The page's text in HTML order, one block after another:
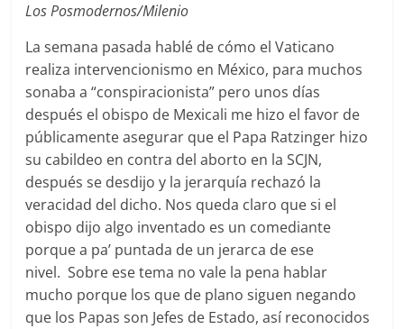
Los Posmodernos/Milenio
La semana pasada hablé de cómo el Vaticano
realiza intervencionismo en México, para muchos
sonaba a “conspiracionista” pero unos días
después el obispo de Mexicali me hizo el favor de
públicamente asegurar que el Papa Ratzinger hizo
su cabildeo en contra del aborto en la SCJN,
después se desdijo y la jerarquía rechazó la
veracidad del dicho. Nos queda claro que si el
obispo dijo algo inventado es un comediante
porque a pa’ puntada de un jerarca de ese
nivel. Sobre ese tema no vale la pena hablar
mucho porque los que de plano siguen negando
que los Papas son Jefes de Estado, así reconocidos